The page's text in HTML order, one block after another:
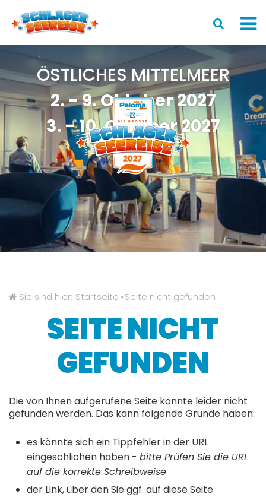
LineUp
Das Schiff
Reise
Rückblick
Buchen
ÖSTLICHES MITTELMEER
2. - 9. Oktober 2027
3. - 10. Oktober 2027
Sie sind hier: Startseite »Seite nicht gefunden
SEITE NICHT
GEFUNDEN
Die von Ihnen aufgerufene Seite konnte leider nicht
gefunden werden. Das kann folgende Gründe haben:
es könnte sich ein Tippfehler in der URL
eingeschlichen haben - bitte Prüfen Sie die URL
auf die korrekte Schreibweise
der Link, über den Sie ggf. auf diese Seite